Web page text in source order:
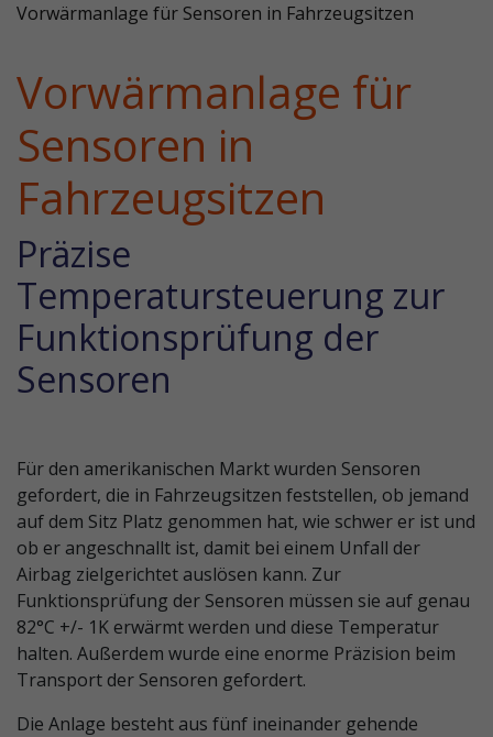
Vorwärmanlage für Sensoren in Fahrzeugsitzen
Vorwärmanlage für
Sensoren in
Fahrzeugsitzen
Präzise
Temperatursteuerung zur
Funktionsprüfung der
Sensoren
Für den amerikanischen Markt wurden Sensoren
gefordert, die in Fahrzeugsitzen feststellen, ob jemand
auf dem Sitz Platz genommen hat, wie schwer er ist und
ob er angeschnallt ist, damit bei einem Unfall der
Airbag zielgerichtet auslösen kann. Zur
Funktionsprüfung der Sensoren müssen sie auf genau
82°C +/- 1K erwärmt werden und diese Temperatur
halten. Außerdem wurde eine enorme Präzision beim
Transport der Sensoren gefordert.
Die Anlage besteht aus fünf ineinander gehende